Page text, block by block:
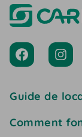
Guide de
Comment